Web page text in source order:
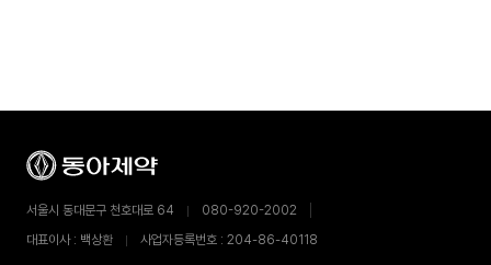
서울시 동대문구 천호대로 64
080-920-2002
대표이사 : 백상환
사업자등록번호 : 204-86-40118